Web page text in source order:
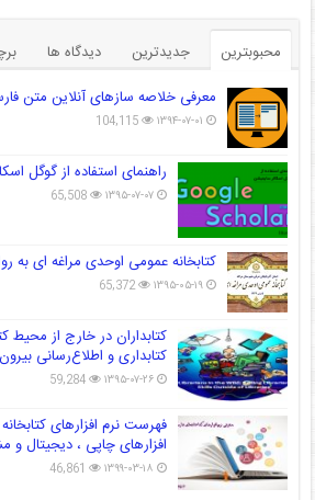
محبوبترین جدیدترین دیدگاه ها
معرفی خلاصه سازهای آنلاین متن
۱۳۹۴-۰۷-۰۱ 104,115
راهنمای استفاده از گوگل
۱۳۹۵-۰۷-۰۷ 65,508
کتابخانه عمومی اوحدی مراغه ای به
۱۳۹۵-۰۵-۱۹ 65,372
کتابداران در خارج از محیط
کتابداری و اطلاع‌رسانی بیرون
۱۳۹۵-۰۷-۲۶ 59,284
فهرست نرم افزارهای
افزارهای چاپی ، دیجیتال و
۱۳۹۹-۰۳-۱۸ 46,861